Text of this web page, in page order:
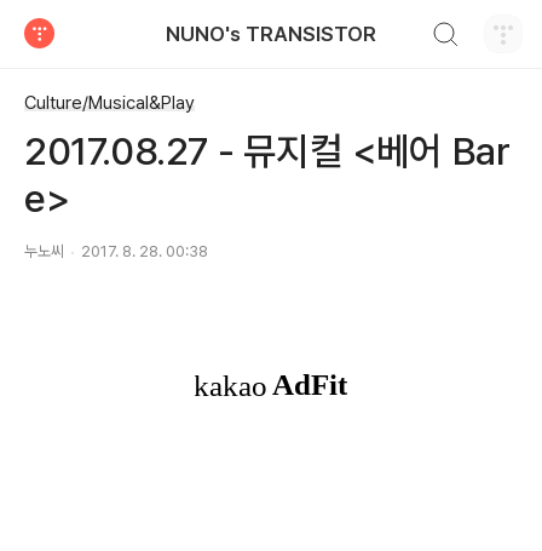
NUNO's TRANSISTOR
Culture/Musical&Play
2017.08.27 - 뮤지컬 <베어 Bar
e>
누노씨 2017. 8. 28. 00:38